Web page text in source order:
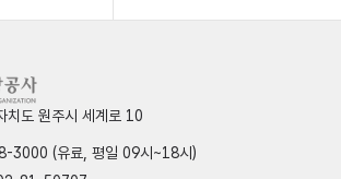
도 원주시 세계로 10
3000 (유료, 평일 09시~18시)